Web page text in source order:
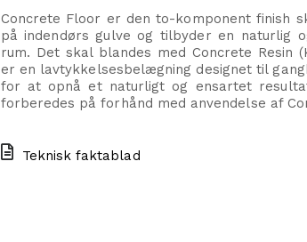
Concrete Floor er den to-komponent finish
på indendørs gulve og tilbyder en naturlig
rum. Det skal blandes med Concrete Resin
er en lavtykkelsesbelægning designet til
for at opnå et naturligt og ensartet
forberedes på forhånd med anvendelse af
Teknisk faktablad